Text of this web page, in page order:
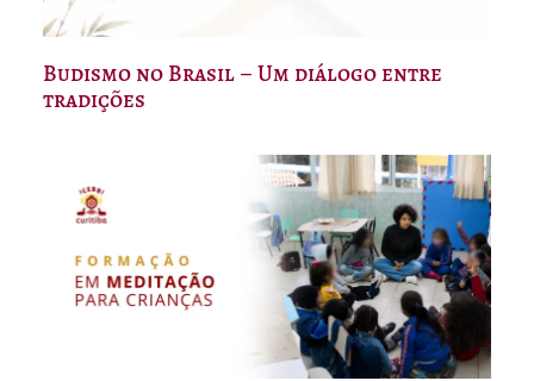
Budismo no Brasil – Um diálogo entre
tradições